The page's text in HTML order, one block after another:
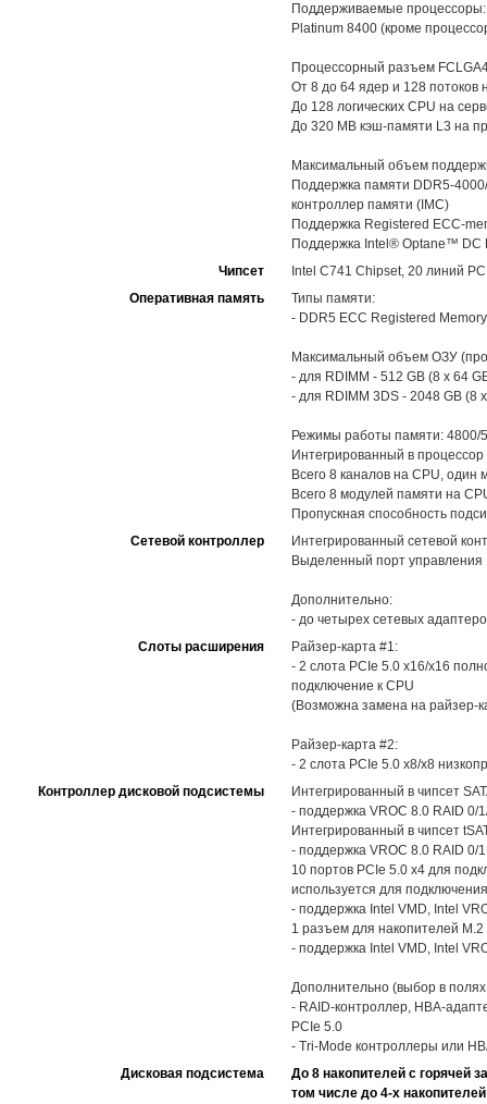
Поддерживаемые
Platinum 8400 (кроме
Процессорный разъем
От 8 до 64 ядер и 128 потоков
До 128 логических CPU на
До 320 MB кэш-памяти L3 на
Максимальный объем
Поддержка памяти DDR5-
контроллер памяти (IMC)
Поддержка Registered ECC-
Поддержка Intel® Optane™ DC
Чипсет
Intel C741 Chipset, 20 линий
Оперативная память
Типы памяти:
- DDR5 ECC Registered
Максимальный объем ОЗУ
- для RDIMM - 512 GB (8 x 64
- для RDIMM 3DS - 2048 GB (8
Режимы работы памяти: 4800/
Интегрированный в
Всего 8 каналов на CPU, один
Всего 8 модулей памяти на
Пропускная способность
Сетевой контроллер
Интегрированный сетевой
Выделенный порт управления
Дополнительно:
- до четырех сетевых
Слоты расширения
Райзер-карта #1:
- 2 слота PCIe 5.0 x16/x16
подключение к CPU
(Возможна замена на райзер-
Райзер-карта #2:
- 2 слота PCIe 5.0 x8/x8
Контроллер дисковой подсистемы
Интегрированный в чипсет
- поддержка VROC 8.0 RAID 0/
Интегрированный в чипсет
- поддержка VROC 8.0 RAID 0/1
10 портов PCIe 5.0 x4 для
используется для
- поддержка Intel VMD, Intel
1 разъем для накопителей
- поддержка Intel VMD, Intel
Дополнительно (выбор в
- RAID-контроллер, HBA-
PCIe 5.0
- Tri-Mode контроллеры или
Дисковая подсистема
До 8 накопителей с горячей
том числе до 4-х